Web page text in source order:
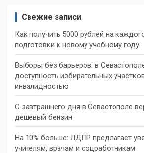
Свежие записи
Как получить 5000 рублей на
подготовки к новому учебному году
Выборы без барьеров: в
доступность избирательных
инвалидностью
С завтрашнего дня в Севастополе
дешевый бензин
На 10% больше: ЛДПР предлагает
учителям, врачам и соцработникам